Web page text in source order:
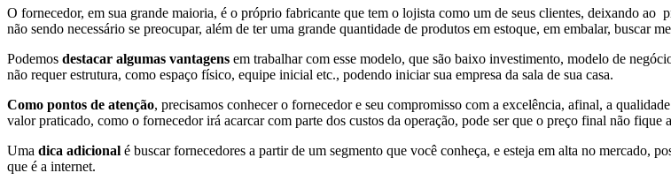
O fornecedor, em sua grande maioria, é o próprio fabricante que tem o lojista como um de seus clientes, deixando
não sendo necessário se preocupar, além de ter uma grande quantidade de produtos em estoque, em embalar,
Podemos destacar algumas vantagens em trabalhar com esse modelo, que são baixo investimento, modelo de
não requer estrutura, como espaço físico, equipe inicial etc., podendo iniciar sua empresa da sala de sua casa.
Como pontos de atenção, precisamos conhecer o fornecedor e seu compromisso com a excelência, afinal, a
valor praticado, como o fornecedor irá acarcar com parte dos custos da operação, pode ser que o preço final não fique
Uma dica adicional é buscar fornecedores a partir de um segmento que você conheça, e esteja em alta no mercado,
que é a internet.